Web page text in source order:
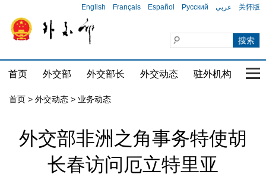
English Français Español Русский عربي 关怀版
首页 外交部 外交部长 外交动态 驻外机构 国
首页 > 外交动态 > 业务动态
外交部非洲之角事务特使胡
长春访问厄立特里亚